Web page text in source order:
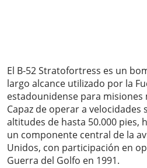
El B-52 Stratofortress es un
largo alcance utilizado por la
estadounidense para misiones
Capaz de operar a velocidades
altitudes de hasta 50.000 pies,
un componente central de la
Unidos, con participación en
Guerra del Golfo en 1991.